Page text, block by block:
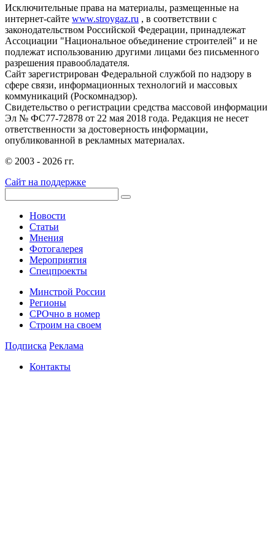
Исключительные права на материалы, размещенные на
интернет-сайте www.stroygaz.ru , в соответствии с
законодательством Российской Федерации, принадлежат
Ассоциации "Национальное объединение строителей" и не
подлежат использованию другими лицами без письменного
разрешения правообладателя.
Сайт зарегистрирован Федеральной службой по надзору в
сфере связи, информационных технологий и массовых
коммуникаций (Роскомнадзор).
Свидетельство о регистрации средства массовой информации
Эл № ФС77-72878 от 22 мая 2018 года. Редакция не несет
ответственности за достоверность информации,
опубликованной в рекламных материалах.
© 2003 - 2026 гг.
Сайт на поддержке
Новости
Статьи
Мнения
Фотогалерея
Мероприятия
Спецпроекты
Минстрой России
Регионы
СРОчно в номер
Строим на своем
Подписка Реклама
Контакты